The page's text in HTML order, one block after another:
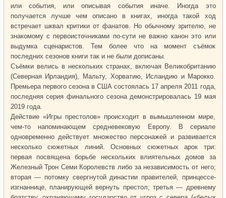
или события, или описывая события иначе. Иногда это
получается лучше чем описано в книгах, иногда такой ход
встречает шквал критики от фанатов. Но обычному зрителю, не
знакомому с первоисточниками по-сути не важно канон это или
выдумка сценаристов. Тем более что на момент съёмок
последних сезонов книги так и не были дописаны.
Съёмки велись в нескольких странах, включая Великобританию
(Северная Ирландия), Мальту, Хорватию, Исландию и Марокко.
Премьера первого сезона в США состоялась 17 апреля 2011 года,
последняя серия финального сезона демонстрировалась 19 мая
2019 года.
Действие «Игры престолов» происходит в вымышленном мире,
чем-то напоминающем средневековую Европу. В сериале
одновременно действует множество персонажей и развивается
несколько сюжетных линий. Основных сюжетных арок три:
первая посвящена борьбе нескольких влиятельных домов за
Железный Трон Семи Королевств либо за независимость от него;
вторая — потомку свергнутой династии правителей, принцессе-
изгнаннице, планирующей вернуть престол; третья — древнему